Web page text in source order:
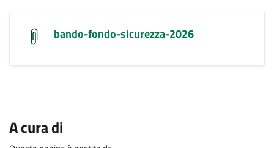
bando-fondo-sicurezza-2026
A cura di